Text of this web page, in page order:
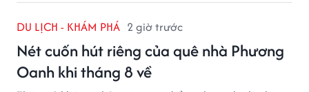
DU LỊCH - KHÁM PHÁ 2 giờ trước
Nét cuốn hút riêng của quê nhà Phương
Oanh khi tháng 8 về